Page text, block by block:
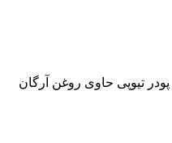
تیوپی حاوی روغن آرگان